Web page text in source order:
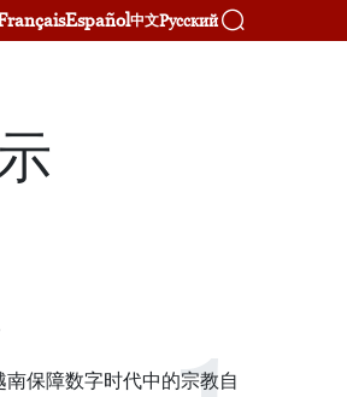
Español中文Русский
南保障数字时代中的宗教自